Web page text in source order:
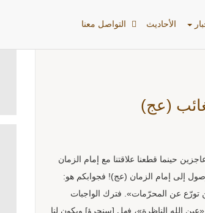
الأحادیث التواصل معنا
(عج)
حينما قطعنا علاقتنا مع إمام الزمان
إلى إمام الزمان (عج)! فجوابكم هو:
من تورّع عن المحرّمات». فترك الواجبات
الله الناظرة»، فهل [سنجرؤ] ويكون لنا